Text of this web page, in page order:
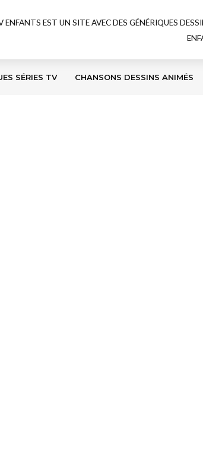
ENFANTS EST UN SITE AVEC DES GÉNÉRIQUES
SÉRIES TV CHANSONS DESSINS ANIMÉS